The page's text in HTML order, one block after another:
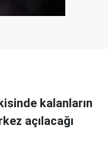
kalanların
açılacağı